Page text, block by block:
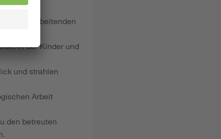
und Mitarbeitenden
in der Kinder und
und strahlen
Arbeit
den betreuten